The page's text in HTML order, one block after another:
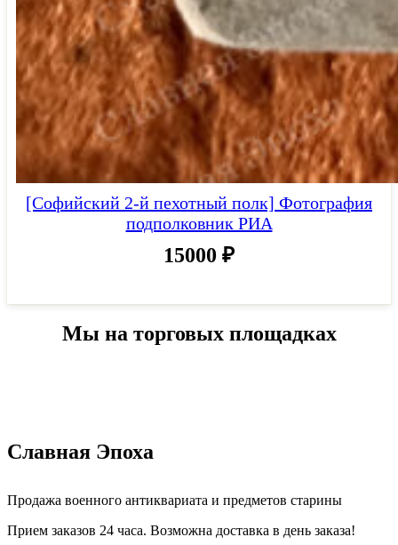
[Софийский 2-й пехотный полк] Фотография
подполковник РИА
15000 ₽
Мы на торговых площадках
Славная Эпоха
Продажа военного антиквариата и предметов старины
Прием заказов 24 часа. Возможна доставка в день заказа!